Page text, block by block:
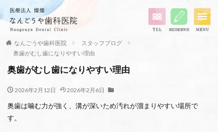
なんごうや歯科医院
スタッフブログ
奥歯がむし歯になりやすい理由
奥歯がむし歯になりやすい理由
2026年2月12日 2026年2月6日
奥歯は噛む力が強く、溝が深いため汚れが溜まりやすい場所で
す。